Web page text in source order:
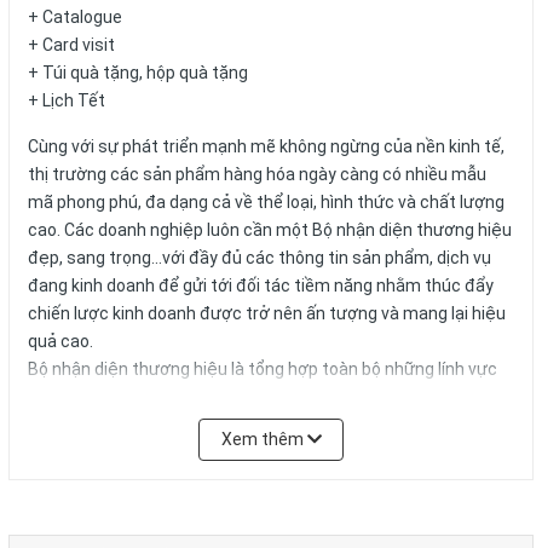
+ Catalogue
+ Card visit
+ Túi quà tặng, hộp quà tặng
+ Lịch Tết
Cùng với sự phát triển mạnh mẽ không ngừng của nền kinh tế,
thị trường các sản phẩm hàng hóa ngày càng có nhiều mẫu
mã phong phú, đa dạng cả về thể loại, hình thức và chất lượng
cao. Các doanh nghiệp luôn cần một Bộ nhận diện thương hiệu
đẹp, sang trọng...với đầy đủ các thông tin sản phẩm, dịch vụ
đang kinh doanh để gửi tới đối tác tiềm năng nhằm thúc đẩy
chiến lược kinh doanh được trở nên ấn tượng và mang lại hiệu
quả cao.
Bộ nhận diện thương hiệu là tổng hợp toàn bộ những lính vực
cách đầy đủ những thông tin, chi tiết của từng sản phẩm và
dịch vụ kinh doanh theo một cách có cấu trúc, nhất quán và
vể chiến lước Pr của Quý doanh nghiệp
Xem thêm